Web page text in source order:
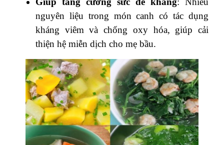
nguyên liệu trong món canh có tác dụng
kháng viêm và chống oxy hóa, giúp cải
thiện hệ miễn dịch cho mẹ bầu.